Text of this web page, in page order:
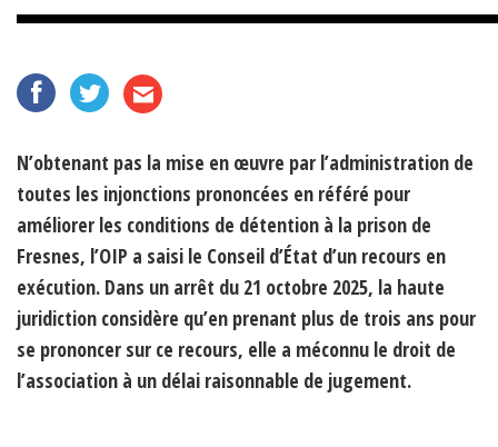
N’obtenant pas la mise en œuvre par l’administration de
toutes les injonctions prononcées en référé pour
améliorer les conditions de détention à la prison de
Fresnes, l’OIP a saisi le Conseil d’État d’un recours en
exécution. Dans un arrêt du 21 octobre 2025, la haute
juridiction considère qu’en prenant plus de trois ans pour
se prononcer sur ce recours, elle a méconnu le droit de
l’association à un délai raisonnable de jugement.